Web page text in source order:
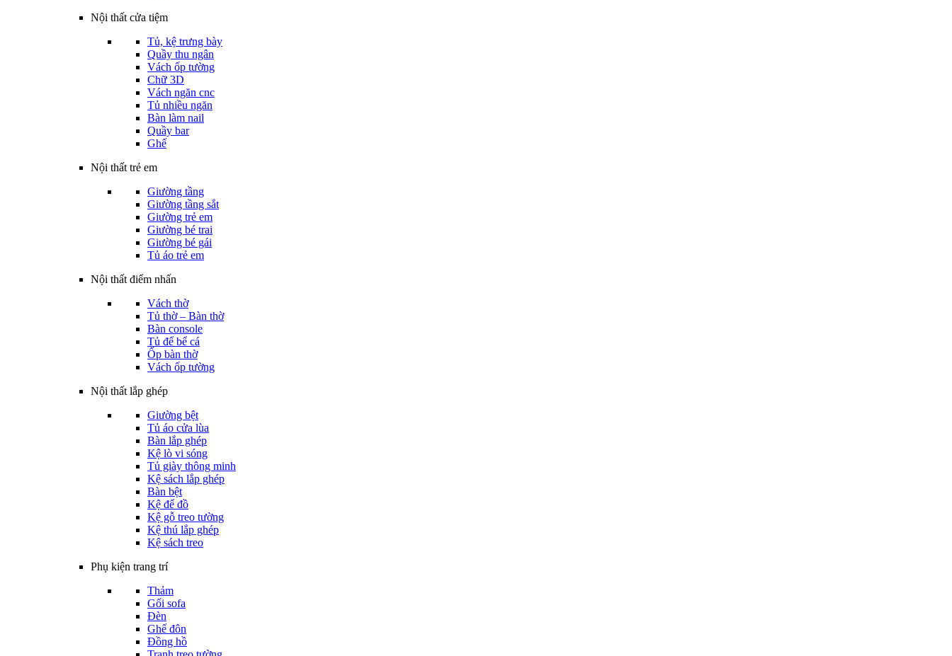
Nội thất cửa tiệm
Tủ, kệ trưng bày
Quầy thu ngân
Vách ốp tường
Chữ 3D
Vách ngăn cnc
Tủ nhiều ngăn
Bàn làm nail
Quầy bar
Ghế
Nội thất trẻ em
Giường tầng
Giường tầng sắt
Giường trẻ em
Giường bé trai
Giường bé gái
Tủ áo trẻ em
Nội thất điểm nhấn
Vách thờ
Tủ thờ – Bàn thờ
Bàn console
Tủ để bể cá
Ốp bàn thờ
Vách ốp tường
Nội thất lắp ghép
Giường bệt
Tủ áo cửa lùa
Bàn lắp ghép
Kệ lò vi sóng
Tủ giày thông minh
Kệ sách lắp ghép
Bàn bệt
Kệ để đồ
Kệ gỗ treo tường
Kệ thú lắp ghép
Kệ sách treo
Phụ kiện trang trí
Thảm
Gối sofa
Đèn
Ghế đôn
Đồng hồ